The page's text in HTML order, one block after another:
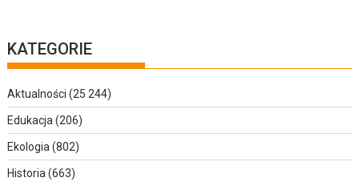
KATEGORIE
Aktualności (25 244)
Edukacja (206)
Ekologia (802)
Historia (663)